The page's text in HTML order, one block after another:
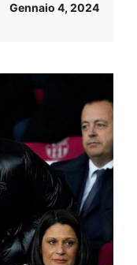
Gennaio 4, 2024